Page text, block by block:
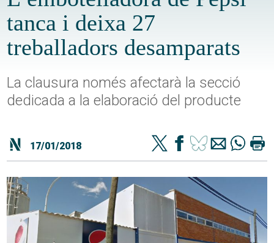
tanca i deixa 27
treballadors desamparats
La clausura només afectarà la secció
dedicada a la elaboració del producte
17/01/2018